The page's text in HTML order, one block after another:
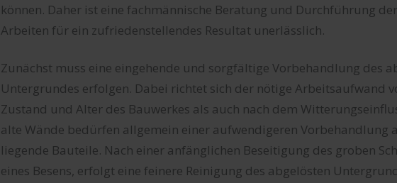
können. Daher ist eine fachmännische Beratung und Durchführung
Arbeiten für ein zufriedenstellendes Resultat unerlässlich.
Zunächst muss eine eingehende und sorgfältige Vorbehandlung des
Untergrundes erfolgen. Dabei richtet sich der nötige Arbeitsaufwand
Zustand und Alter des Bauwerkes als auch nach dem
alte Wände bedürfen allgemein einer aufwendigeren Vorbehandlung
liegende Bauteile. Nach einer anfänglichen Beseitigung des groben
eines Besens, erfolgt eine feinere Reinigung des abgelösten